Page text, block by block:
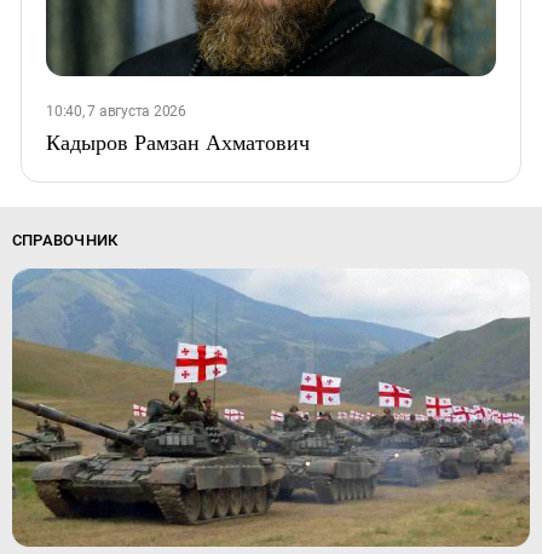
10:40, 7 августа 2026
Кадыров Рамзан Ахматович
СПРАВОЧНИК